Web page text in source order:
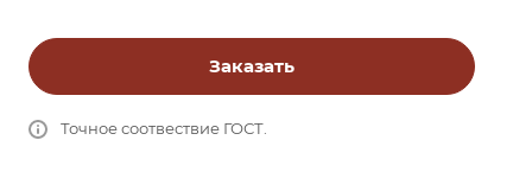
Заказать
Точное соотвествие ГОСТ.